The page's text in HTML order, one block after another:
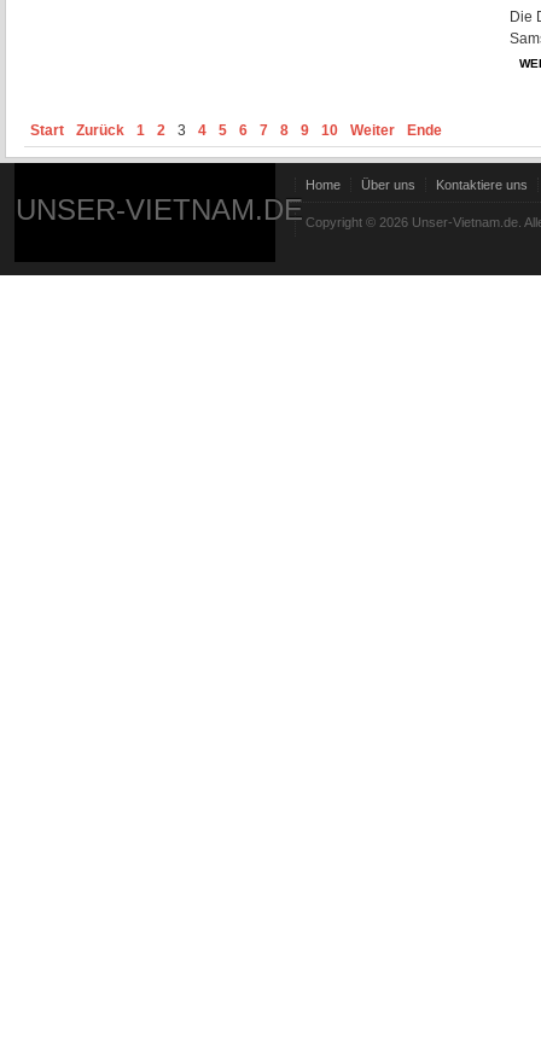
Die
Start Zurück 1 2 3 4 5 6 7 8 9 10 Weiter Ende
UNSER-VIETNAM.DE
Home Über uns Kontaktiere uns
Copyright © 2026 Unser-Vietnam.de.